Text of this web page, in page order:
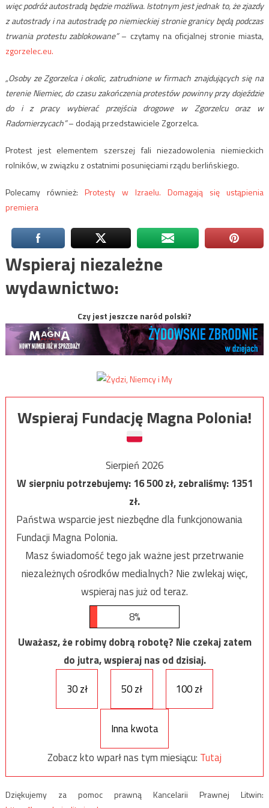
więc podróż autostradą będzie możliwa.Istotnym jest jednak to, że zjazdy
z autostrady i na autostradę po niemieckiej stronie granicy będą podczas
trwania protestu zablokowane”– czytamy na oficjalnej stronie miasta,
zgorzelec.eu.
„Osoby ze Zgorzelca i okolic, zatrudnione w firmach znajdujących się na
terenie Niemiec, do czasu zakończenia protestów powinny przy dojeździe
do i z pracy wybierać przejścia drogowe w Zgorzelcu oraz w
Radomierzycach”– dodają przedstawiciele Zgorzelca.
Protest jest elementem szerszej fali niezadowolenia niemieckich
rolników, w związku z ostatnimi posunięciami rządu berlińskiego.
Polecamy również: Protesty w Izraelu. Domagają się ustąpienia
premiera
Wspieraj niezależne
wydawnictwo:
Czy jest jeszcze naród polski?
Wspieraj Fundację Magna Polonia!
Sierpień 2026
W sierpniu potrzebujemy:16 500zł, zebraliśmy:1351
zł.
Państwa wsparcie jest niezbędne dla funkcjonowania
Fundacji Magna Polonia.
Masz świadomość tego jak ważne jest przetrwanie
niezależnych ośrodków medialnych? Nie zwlekaj więc,
wspieraj nas już od teraz.
8%
Uważasz, że robimy dobrą robotę? Nie czekaj zatem
do jutra, wspieraj nas od dzisiaj.
30 zł
50 zł 100 zł
Inna kwota
Zobacz kto wparł nas tym miesiącu: Tutaj
Dziękujemy za pomoc prawną Kancelarii Prawnej Litwin: